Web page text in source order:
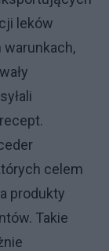
leków
celem
produkty
Takie